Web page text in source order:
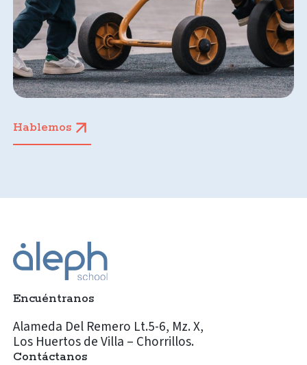
Hablemos
Encuéntranos
Alameda Del Remero Lt.5-6, Mz. X,
Los Huertos de Villa – Chorrillos.
Contáctanos